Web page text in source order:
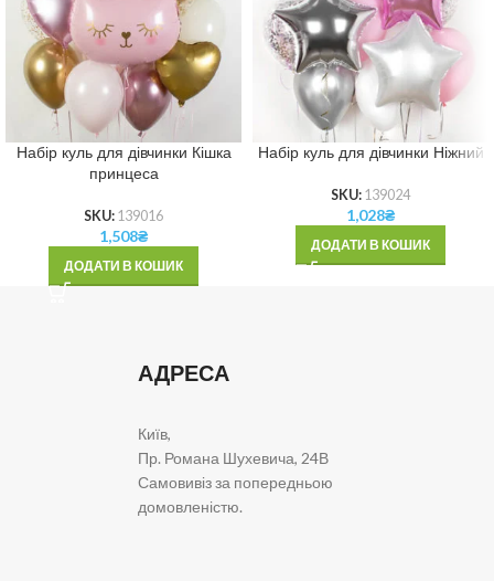
Набір куль для дівчинки Кішка
принцеса
SKU: 139016
1,508₴
ДОДАТИ В КОШИК
Набір куль для дівчинки Ніжний
SKU: 139024
1,028₴
ДОДАТИ В КОШИК
АДРЕСА
Київ,
Пр. Романа Шухевича, 24В
Самовивіз за попередньою
домовленістю.